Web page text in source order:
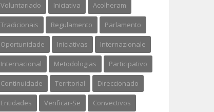
Voluntariado Iniciativa Acolheram
Tradicionais Regulamento Parlamento
Oportunidade Iniciativas Internazionale
Internacional Metodologias Participativo
Continuidade Territorial Direccionado
Entidades Verificar-Se Convectivos